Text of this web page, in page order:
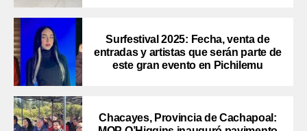
Surfestival 2025: Fecha, venta de
entradas y artistas que serán parte de
este gran evento en Pichilemu
Chacayes, Provincia de Cachapoal: